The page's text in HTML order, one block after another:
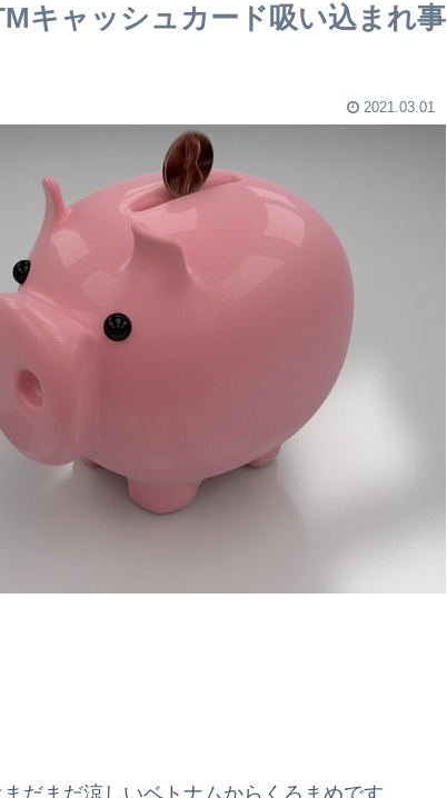
キャッシュカード吸い込まれ事
2021.03.01
だまだ涼しいベトナムからくろまめです。